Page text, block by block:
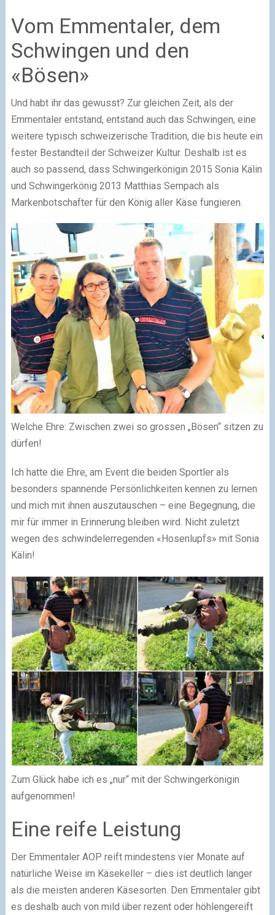
Vom Emmentaler, dem
Schwingen und den
«Bösen»
Und habt ihr das gewusst? Zur gleichen Zeit, als der
Emmentaler entstand, entstand auch das Schwingen, eine
weitere typisch schweizerische Tradition, die bis heute ein
fester Bestandteil der Schweizer Kultur. Deshalb ist es
auch so passend, dass Schwingerkönigin 2015 Sonia Kälin
und Schwingerkönig 2013 Matthias Sempach als
Markenbotschafter für den König aller Käse fungieren.
Welche Ehre: Zwischen zwei so grossen „Bösen“ sitzen zu
dürfen!
Ich hatte die Ehre, am Event die beiden Sportler als
besonders spannende Persönlichkeiten kennen zu lernen
und mich mit ihnen auszutauschen – eine Begegnung, die
mir für immer in Erinnerung bleiben wird. Nicht zuletzt
wegen des schwindelerregenden «Hosenlupfs» mit Sonia
Kälin!
Zum Glück habe ich es „nur“ mit der Schwingerkönigin
aufgenommen!
Eine reife Leistung
Der Emmentaler AOP reift mindestens vier Monate auf
natürliche Weise im Käsekeller – dies ist deutlich länger
als die meisten anderen Käsesorten. Den Emmentaler gibt
es deshalb auch von mild über rezent oder höhlengereift